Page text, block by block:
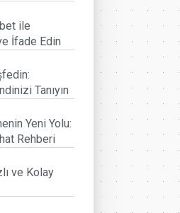
ile
İfade Edin
Tanıyın
Yeni Yolu:
Rehberi
ve Kolay